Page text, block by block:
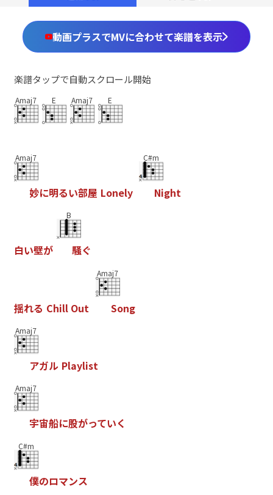
動画プラスでMVに合わせて楽譜を表示
楽譜タップで自動スクロール開始
Amaj7 E Amaj7 E
Amaj7
妙に明るい部屋 Lonely
C#m
Night
白い壁が
B
騒ぐ
揺れる Chill Out
Amaj7
Song
Amaj7
アガル Playlist
Amaj7
宇宙船に股がっていく
C#m
僕のロマンス